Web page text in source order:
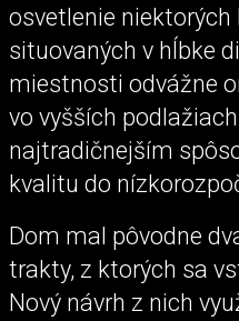
osvetlenie niektorých
situovaných v hĺbke
miestnosti odvážne
vo vyšších
najtradičnejším
kvalitu do
Dom mal pôvodne
trakty, z ktorých sa
Nový návrh z nich